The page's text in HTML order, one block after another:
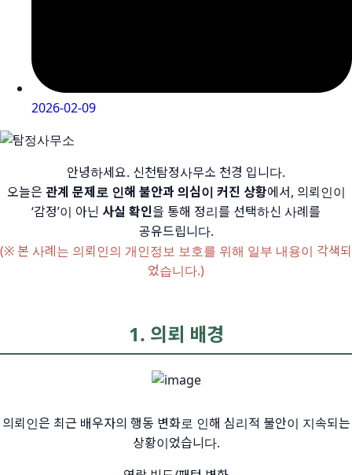
2026-02-09
안녕하세요. 신천탐정사무소 천경 입니다.
오늘은 관계 문제로 인해 불안과 의심이 커진 상황에서, 의뢰인이
‘감정’이 아닌 사실 확인을 통해 정리를 선택하신 사례를
공유드립니다.
(※ 본 사례는 의뢰인의 개인정보 보호를 위해 일부 내용이 각색되
었습니다.)
1. 의뢰 배경
의뢰인은 최근 배우자의 행동 변화로 인해 심리적 불안이 지속되는
상황이었습니다.